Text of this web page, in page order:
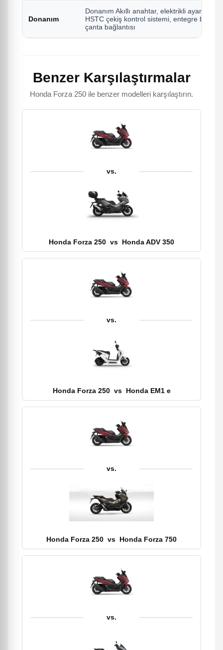
Donanım
Donanım Akıllı anahtar, elektrikli
HSTC çekiş kontrol sistemi, entegre bagaj,
çanta bağlantısı
Benzer Karşılaştırmalar
Honda Forza 250 ile benzer modelleri karşılaştırın.
vs.
Honda Forza 250 vs Honda ADV 350
vs.
Honda Forza 250 vs Honda EM1 e
vs.
Honda Forza 250 vs Honda Forza 750
vs.